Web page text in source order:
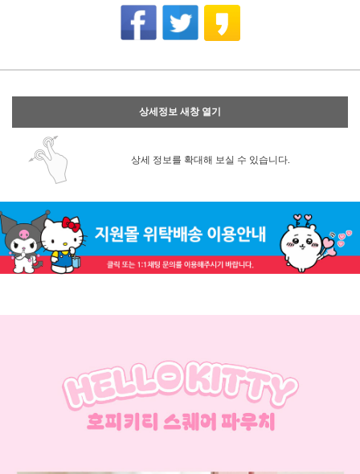
상세정보 새창 열기
상세 정보를 확대해 보실 수 있습니다.